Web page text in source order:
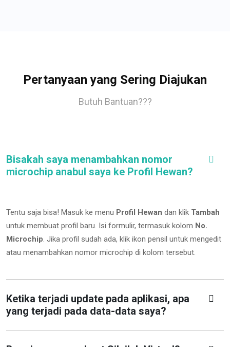
Pertanyaan yang Sering Diajukan
Butuh Bantuan???
Bisakah saya menambahkan nomor
microchip anabul saya ke Profil Hewan?
Tentu saja bisa! Masuk ke menu Profil Hewan dan klik Tambah
untuk membuat profil baru. Isi formulir, termasuk kolom No.
Microchip. Jika profil sudah ada, klik ikon pensil untuk mengedit
atau menambahkan nomor microchip di kolom tersebut.
Ketika terjadi update pada aplikasi, apa
yang terjadi pada data-data saya?